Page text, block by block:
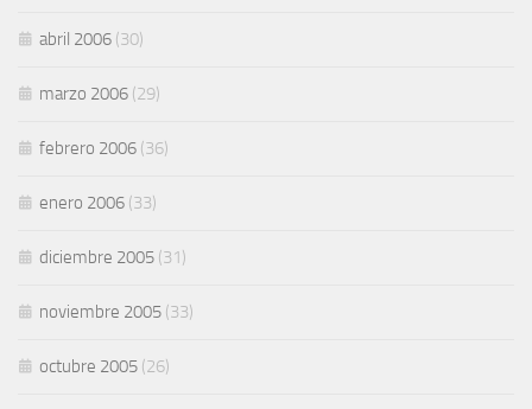
abril 2006 (30)
marzo 2006 (29)
febrero 2006 (36)
enero 2006 (33)
diciembre 2005 (31)
noviembre 2005 (33)
octubre 2005 (26)